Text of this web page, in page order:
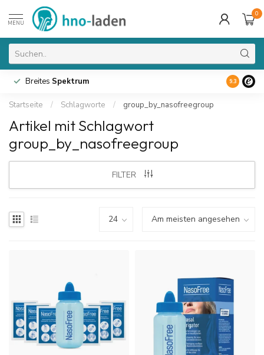
MENU
0
Breites Spektrum 9.3
Startseite / Schlagworte / group_by_nasofreegroup
Artikel mit Schlagwort
group_by_nasofreegroup
FILTER